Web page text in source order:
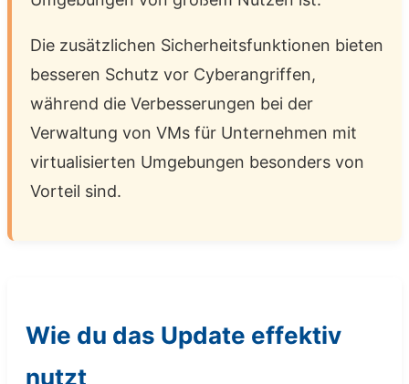
Die zusätzlichen Sicherheitsfunktionen bieten
besseren Schutz vor Cyberangriffen,
während die Verbesserungen bei der
Verwaltung von VMs für Unternehmen mit
virtualisierten Umgebungen besonders von
Vorteil sind.
Wie du das Update effektiv
nutzt